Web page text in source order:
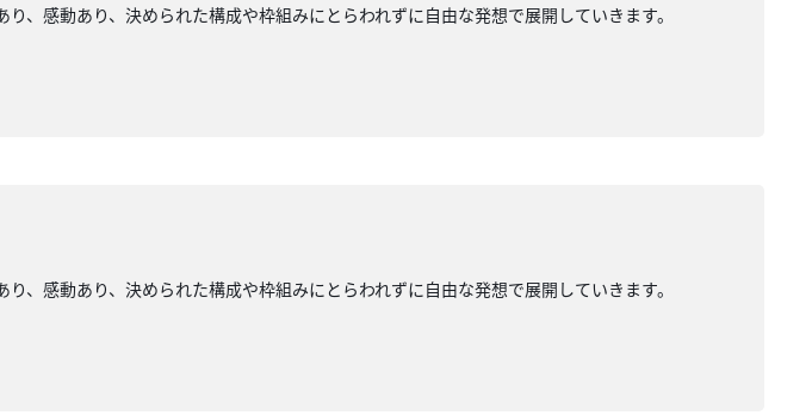
、感動あり、決められた構成や枠組みにとらわれずに自由な発想で展開していきます。
、感動あり、決められた構成や枠組みにとらわれずに自由な発想で展開していきます。